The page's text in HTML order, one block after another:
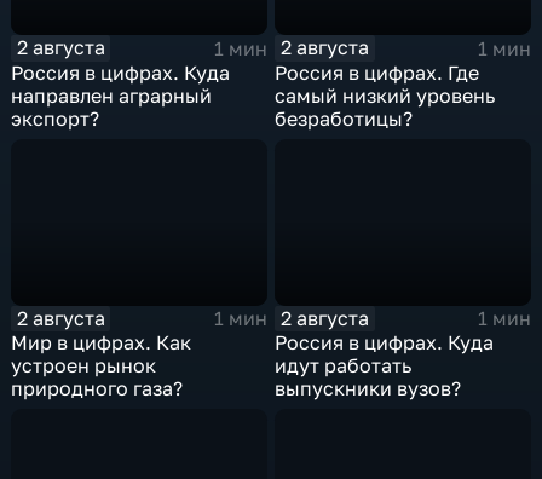
2 августа
1 мин
Россия в цифрах. Куда
направлен аграрный
экспорт?
2 августа
1 мин
Россия в цифрах. Где
самый низкий уровень
безработицы?
2 августа
1 мин
Мир в цифрах. Как
устроен рынок
природного газа?
2 августа
1 мин
Россия в цифрах. Куда
идут работать
выпускники вузов?